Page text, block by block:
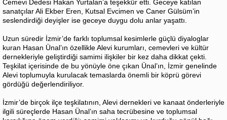
Cemevi Dedesi Hakan Yurtalan’a teşekkür etti. Geceye katılan
sanatçılar Ali Ekber Eren, Kutsal Evcimen ve Caner Gülsüm’in
seslendirdiği deyişler ise geceye duygu dolu anlar yaşattı.
Uzun süredir İzmir’de farklı toplumsal kesimlerle güçlü diyaloglar
kuran Hasan Ünal’ın özellikle Alevi kurumları, cemevleri ve kültür
dernekleriyle geliştirdiği samimi ilişkiler bir kez daha dikkat çekti.
Teşkilat içerisinde de bu yönüyle öne çıkan Ünal’ın, İzmir genelinde
Alevi toplumuyla kurulacak temaslarda önemli bir köprü görevi
gördüğü değerlendiriliyor.
İzmir’de birçok ilçe teşkilatının, Alevi dernekleri ve kanaat önderleriyle
ilgili süreçlerde Hasan Ünal’ın saha tecrübesine ve toplumsal